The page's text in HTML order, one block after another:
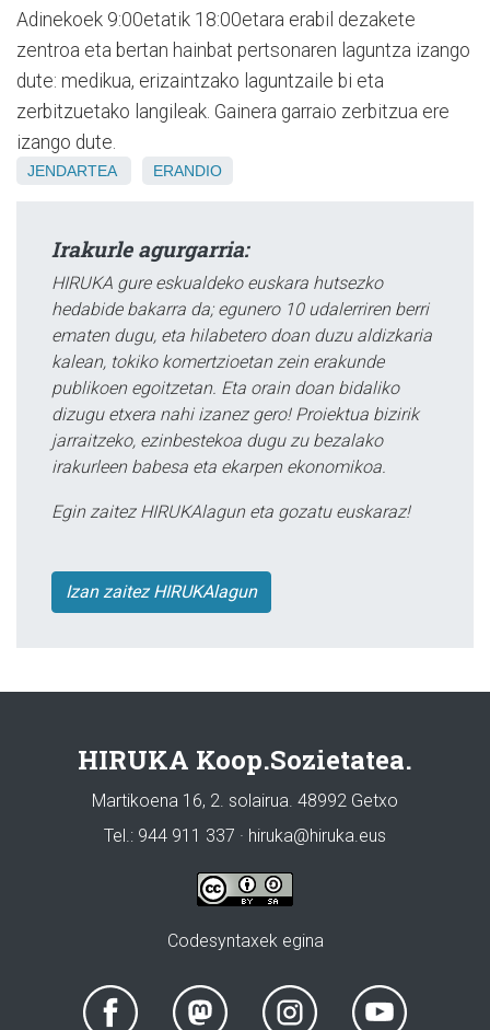
Adinekoek 9:00etatik 18:00etara erabil dezakete
zentroa eta bertan hainbat pertsonaren laguntza izango
dute: medikua, erizaintzako laguntzaile bi eta
zerbitzuetako langileak. Gainera garraio zerbitzua ere
izango dute.
JENDARTEA ERANDIO
Irakurle agurgarria:
HIRUKA gure eskualdeko euskara hutsezko
hedabide bakarra da; egunero 10 udalerriren berri
ematen dugu, eta hilabetero doan duzu aldizkaria
kalean, tokiko komertzioetan zein erakunde
publikoen egoitzetan. Eta orain doan bidaliko
dizugu etxera nahi izanez gero! Proiektua bizirik
jarraitzeko, ezinbestekoa dugu zu bezalako
irakurleen babesa eta ekarpen ekonomikoa.
Egin zaitez HIRUKAlagun eta gozatu euskaraz!
Izan zaitez HIRUKAlagun
HIRUKA Koop.Sozietatea.
Martikoena 16, 2. solairua. 48992 Getxo
Tel.: 944 911 337 · hiruka@hiruka.eus
Codesyntaxek egina